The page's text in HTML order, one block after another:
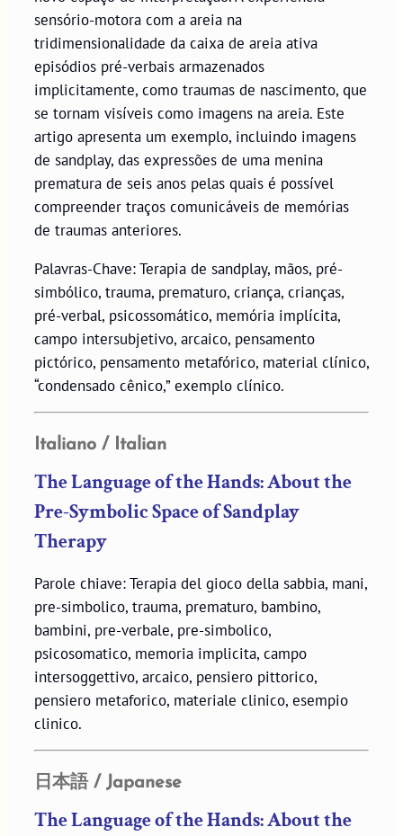
sensório-motora com a areia na
tridimensionalidade da caixa de areia ativa
episódios pré-verbais armazenados
implicitamente, como traumas de nascimento, que
se tornam visíveis como imagens na areia. Este
artigo apresenta um exemplo, incluindo imagens
de sandplay, das expressões de uma menina
prematura de seis anos pelas quais é possível
compreender traços comunicáveis de memórias
de traumas anteriores.
Palavras-Chave: Terapia de sandplay, mãos, pré-
simbólico, trauma, prematuro, criança, crianças,
pré-verbal, psicossomático, memória implícita,
campo intersubjetivo, arcaico, pensamento
pictórico, pensamento metafórico, material clínico,
“condensado cênico,” exemplo clínico.
Italiano / Italian
The Language of the Hands: About the
Pre-Symbolic Space of Sandplay
Therapy
Parole chiave: Terapia del gioco della sabbia, mani,
pre-simbolico, trauma, prematuro, bambino,
bambini, pre-verbale, pre-simbolico,
psicosomatico, memoria implicita, campo
intersoggettivo, arcaico, pensiero pittorico,
pensiero metaforico, materiale clinico, esempio
clinico.
日本語 / Japanese
The Language of the Hands:About the